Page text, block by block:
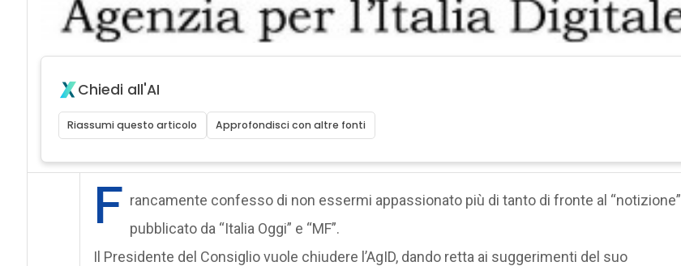
Chiedi all'AI
Riassumi questo articolo Approfondisci con altre fonti
F rancamente confesso di non essermi appassionato più di tanto di fronte al “notizione”
pubblicato da “Italia Oggi” e “MF”.
Il Presidente del Consiglio vuole chiudere l’AgID, dando retta ai suggerimenti del suo